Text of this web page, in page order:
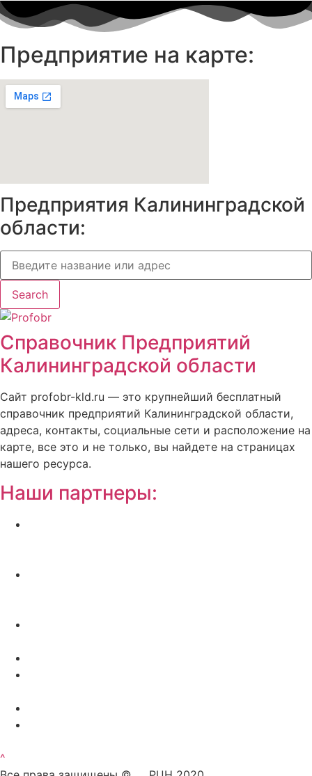
Предприятие на карте:
Предприятия Калининградской
области:
Search
Справочник Предприятий
Калининградской области
Сайт profobr-kld.ru — это крупнейший бесплатный
справочник предприятий Калининградской области,
адреса, контакты, социальные сети и расположение на
карте, все это и не только, вы найдете на страницах
нашего ресурса.
Наши партнеры:
^